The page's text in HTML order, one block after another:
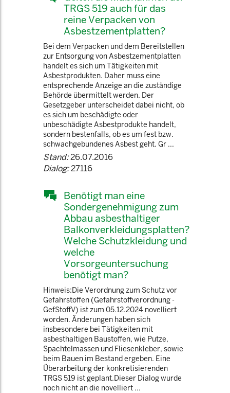
TRGS 519 auch für das
reine Verpacken von
Asbestzementplatten?
Bei dem Verpacken und dem Bereitstellen
zur Entsorgung von Asbestzementplatten
handelt es sich um Tätigkeiten mit
Asbestprodukten. Daher muss eine
entsprechende Anzeige an die zuständige
Behörde übermittelt werden. Der
Gesetzgeber unterscheidet dabei nicht, ob
es sich um beschädigte oder
unbeschädigte Asbestprodukte handelt,
sondern bestenfalls, ob es um fest bzw.
schwachgebundenes Asbest geht. Gr ...
Stand:26.07.2016
Dialog:27116
Benötigt man eine
Sondergenehmigung zum
Abbau asbesthaltiger
Balkonverkleidungsplatten?
Welche Schutzkleidung und
welche
Vorsorgeuntersuchung
benötigt man?
Hinweis:Die Verordnung zum Schutz vor
Gefahrstoffen (Gefahrstoffverordnung -
GefStoffV) ist zum 05.12.2024 novelliert
worden. Änderungen haben sich
insbesondere bei Tätigkeiten mit
asbesthaltigen Baustoffen, wie Putze,
Spachtelmassen und Fliesenkleber, sowie
beim Bauen im Bestand ergeben. Eine
Überarbeitung der konkretisierenden
TRGS 519 ist geplant.Dieser Dialog wurde
noch nicht an die novelliert ...